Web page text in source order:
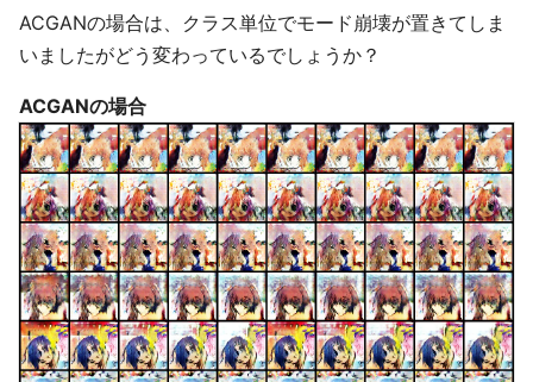
ACGANの場合は、クラス単位でモード崩壊が置きてしま
いましたがどう変わっているでしょうか？
ACGANの場合